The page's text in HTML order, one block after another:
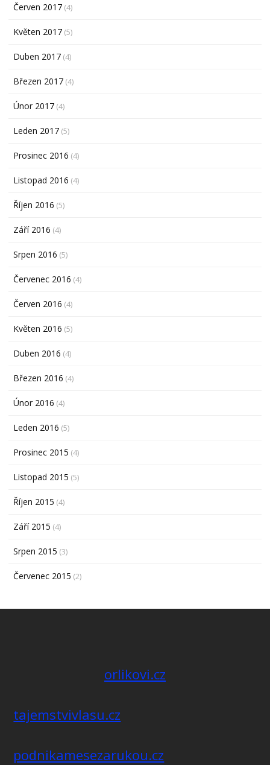
Červen 2017 (4)
Květen 2017 (5)
Duben 2017 (4)
Březen 2017 (4)
Únor 2017 (4)
Leden 2017 (5)
Prosinec 2016 (4)
Listopad 2016 (4)
Říjen 2016 (5)
Září 2016 (4)
Srpen 2016 (5)
Červenec 2016 (4)
Červen 2016 (4)
Květen 2016 (5)
Duben 2016 (4)
Březen 2016 (4)
Únor 2016 (4)
Leden 2016 (5)
Prosinec 2015 (4)
Listopad 2015 (5)
Říjen 2015 (4)
Září 2015 (4)
Srpen 2015 (3)
Červenec 2015 (2)
orlikovi.cz
tajemstvivlasu.cz
podnikamesezarukou.cz